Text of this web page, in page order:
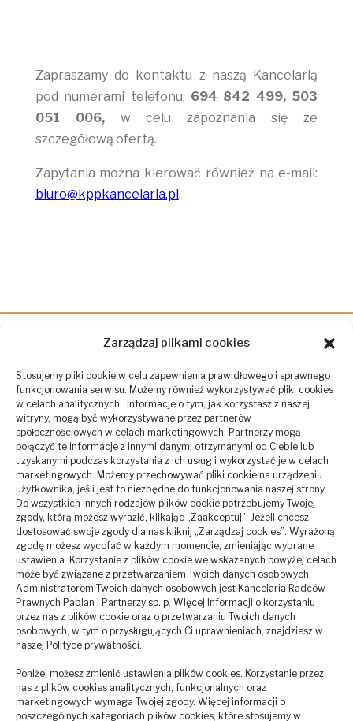
Zarządzaj plikami cookies
Stosujemy pliki cookie w celu zapewnienia prawidłowego i sprawnego
funkcjonowania serwisu. Możemy również wykorzystywać pliki cookies
w celach analitycznych. Informacje o tym, jak korzystasz z naszej
witryny, mogą być wykorzystywane przez partnerów
społecznościowych w celach marketingowych. Partnerzy mogą
połączyć te informacje z innymi danymi otrzymanymi od Ciebie lub
uzyskanymi podczas korzystania z ich usług i wykorzystać je w celach
marketingowych. Możemy przechowywać pliki cookie na urządzeniu
użytkownika, jeśli jest to niezbędne do funkcjonowania naszej strony.
Do wszystkich innych rodzajów plików cookie potrzebujemy Twojej
zgody, którą możesz wyrazić, klikając „Zaakceptuj”. Jeżeli chcesz
dostosować swoje zgody dla nas kliknij „Zarządzaj cookies”. Wyrażoną
zgodę możesz wycofać w każdym momencie, zmieniając wybrane
ustawienia. Korzystanie z plików cookie we wskazanych powyżej celach
może być związane z przetwarzaniem Twoich danych osobowych.
Administratorem Twoich danych osobowych jest Kancelaria Radców
Prawnych Pabian i Partnerzy sp. p. Więcej informacji o korzystaniu
przez nas z plików cookie oraz o przetwarzaniu Twoich danych
osobowych, w tym o przysługujących Ci uprawnieniach, znajdziesz w
naszej Polityce prywatności.
Poniżej możesz zmienić ustawienia plików cookies. Korzystanie przez
nas z plików cookies analitycznych, funkcjonalnych oraz
marketingowych wymaga Twojej zgody. Więcej informacji o
poszczególnych kategoriach plików cookies, które stosujemy w
Zapraszamy do kontaktu z naszą Kancelarią
pod numerami telefonu: 694 842 499, 503
051 006, w celu zapoznania się ze
szczegółową ofertą.
Zapytania można kierować również na e-mail:
biuro@kppkancelaria.pl.
Adres i dane firmowe:
Kancelaria Radców Prawnych Pabian i Partnerzy
Spółka Partnerska
ul. Józefa Ducala 12
38-200 Jasło, Polska
(zobacz na mapie)
NIP: 8172186130
KRS: 0000714066
Kontakt:
Tel.:+48 501 143 351
E-mail:biuro@kppkancelaria.pl